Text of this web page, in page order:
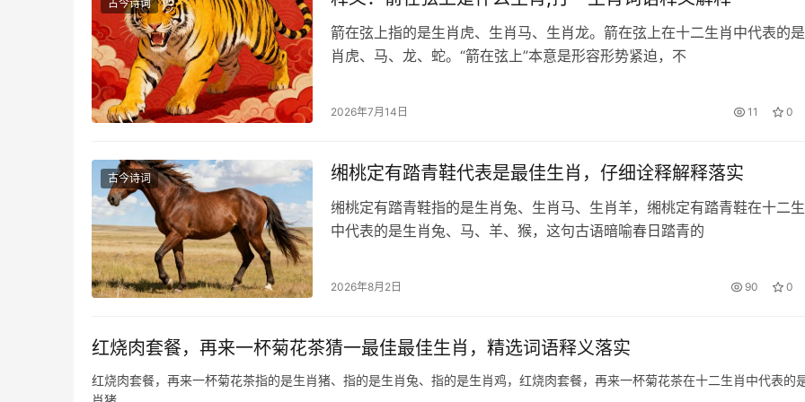
古今诗词
箭在弦上指的是生肖虎、生肖马、生肖龙。箭在弦上在十二生肖中代表的
肖虎、马、龙、蛇。“箭在弦上”本意是形容形势紧迫，不
2026年7月14日 11 0
古今诗词 缃桃定有踏青鞋代表是最佳生肖，仔细诠释解释落实
缃桃定有踏青鞋指的是生肖兔、生肖马、生肖羊，缃桃定有踏青鞋在十二
中代表的是生肖兔、马、羊、猴，这句古语暗喻春日踏青的
2026年8月2日 90 0
红烧肉套餐，再来一杯菊花茶猜一最佳最佳生肖，精选词语释义落实
红烧肉套餐，再来一杯菊花茶指的是生肖猪、指的是生肖兔、指的是生肖鸡，红烧肉套餐，再来一杯菊花茶在十二生肖中代表的